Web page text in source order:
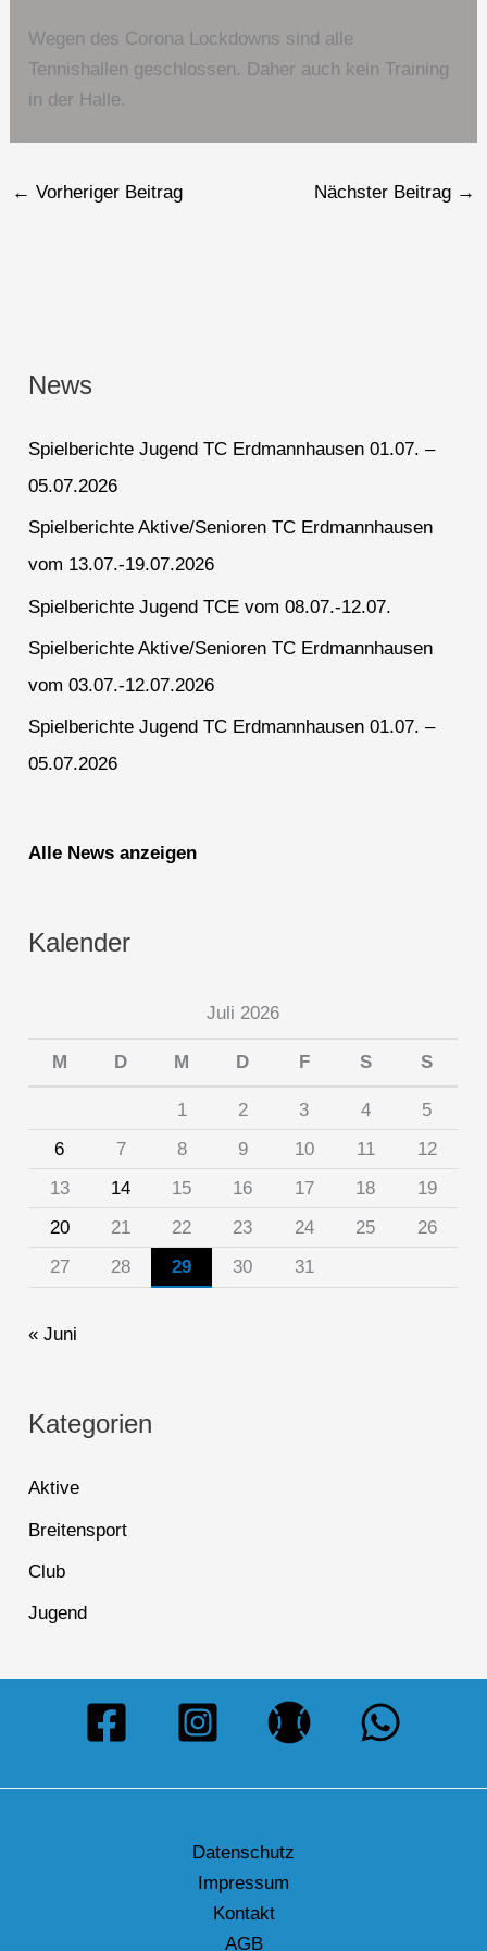
Wegen des Corona Lockdowns sind alle
Tennishallen geschlossen. Daher auch kein Training
in der Halle.
← Vorheriger Beitrag Nächster Beitrag →
News
Spielberichte Jugend TC Erdmannhausen 01.07. –
05.07.2026
Spielberichte Aktive/Senioren TC Erdmannhausen
vom 13.07.-19.07.2026
Spielberichte Jugend TCE vom 08.07.-12.07.
Spielberichte Aktive/Senioren TC Erdmannhausen
vom 03.07.-12.07.2026
Spielberichte Jugend TC Erdmannhausen 01.07. –
05.07.2026
Alle News anzeigen
Kalender
Juli 2026
M D M D F S S
1 2 3 4
5
6
7 8 9 10 11
12
13
14 15 16 17 18
19
20
21 22 23 24 25
26
27
28 29 30 31
« Juni
Kategorien
Aktive
Breitensport
Club
Jugend
Datenschutz
Impressum
Kontakt
AGB